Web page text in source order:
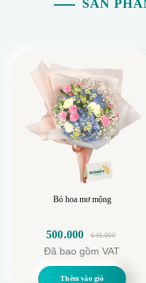
SẢN
Bó hoa mơ mộng
649.000
gốc
500.000
hiện
Đã bao gồm VAT
Thêm vào giỏ